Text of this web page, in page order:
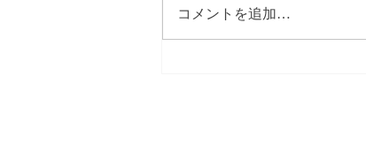
コメントを追加…